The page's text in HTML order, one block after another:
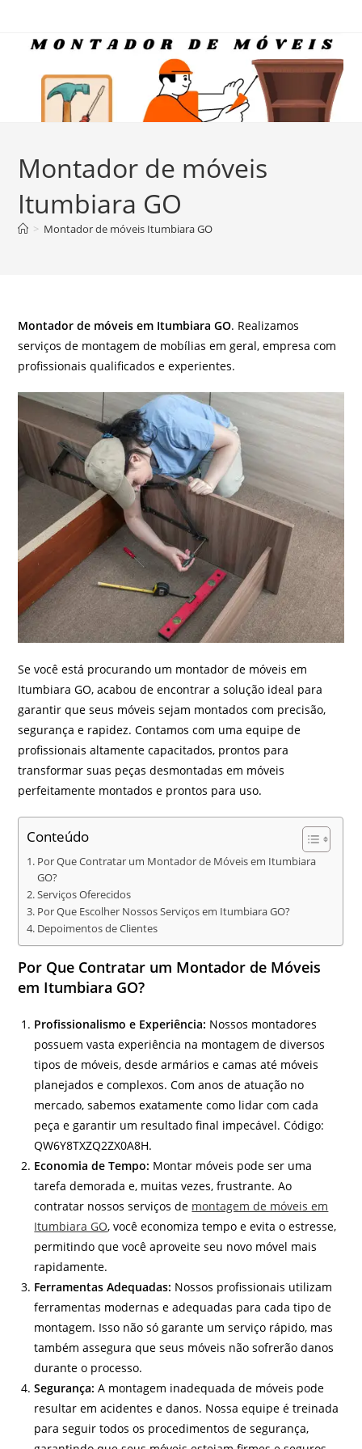
Montador de móveis
Itumbiara GO
> Montador de móveis Itumbiara GO
Montador de móveis em Itumbiara GO. Realizamos
serviços de montagem de mobílias em geral, empresa com
profissionais qualificados e experientes.
Se você está procurando um montador de móveis em
Itumbiara GO, acabou de encontrar a solução ideal para
garantir que seus móveis sejam montados com precisão,
segurança e rapidez. Contamos com uma equipe de
profissionais altamente capacitados, prontos para
transformar suas peças desmontadas em móveis
perfeitamente montados e prontos para uso.
Conteúdo
Por Que Contratar um Montador de Móveis em Itumbiara
GO?
Serviços Oferecidos
Por Que Escolher Nossos Serviços em Itumbiara GO?
Depoimentos de Clientes
Por Que Contratar um Montador de Móveis
em Itumbiara GO?
Profissionalismo e Experiência: Nossos montadores
possuem vasta experiência na montagem de diversos
tipos de móveis, desde armários e camas até móveis
planejados e complexos. Com anos de atuação no
mercado, sabemos exatamente como lidar com cada
peça e garantir um resultado final impecável. Código:
QW6Y8TXZQ2ZX0A8H.
Economia de Tempo: Montar móveis pode ser uma
tarefa demorada e, muitas vezes, frustrante. Ao
contratar nossos serviços de montagem de móveis em
Itumbiara GO, você economiza tempo e evita o estresse,
permitindo que você aproveite seu novo móvel mais
rapidamente.
Ferramentas Adequadas: Nossos profissionais utilizam
ferramentas modernas e adequadas para cada tipo de
montagem. Isso não só garante um serviço rápido, mas
também assegura que seus móveis não sofrerão danos
durante o processo.
Segurança: A montagem inadequada de móveis pode
resultar em acidentes e danos. Nossa equipe é treinada
para seguir todos os procedimentos de segurança,